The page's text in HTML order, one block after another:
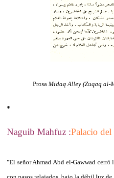
Prosa Midaq Alley (Zuqaq al-
*
Naguib Mahfuz :Palacio
"El señor Ahmad Abd el-Gawwad